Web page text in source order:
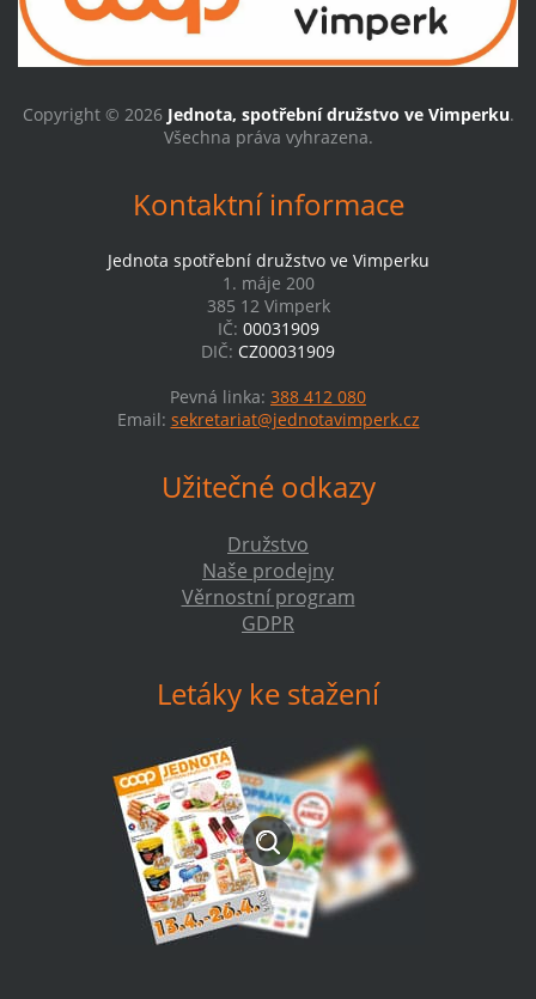
Copyright © 2026 Jednota, spotřební družstvo ve Vimperku.
Všechna práva vyhrazena.
Kontaktní informace
Jednota spotřební družstvo ve Vimperku
1. máje 200
385 12 Vimperk
IČ: 00031909
DIČ: CZ00031909
Pevná linka: 388 412 080
Email: sekretariat@jednotavimperk.cz
Užitečné odkazy
Družstvo
Naše prodejny
Věrnostní program
GDPR
Letáky ke stažení